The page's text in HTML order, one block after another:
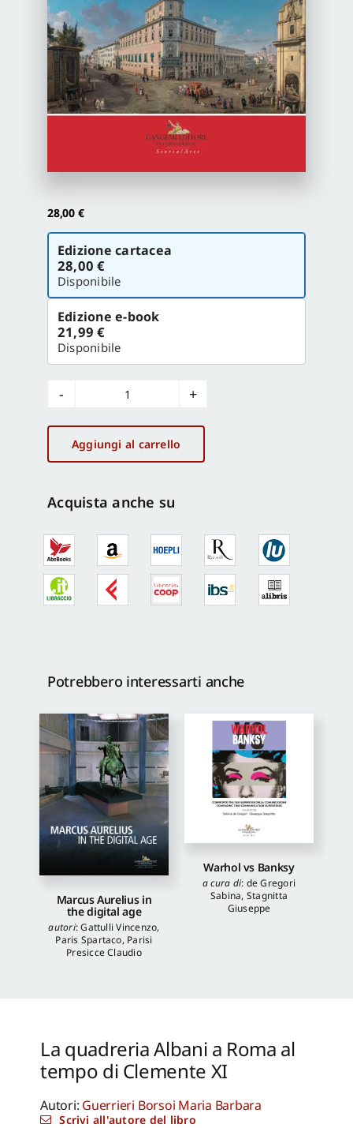
Proposte di pubblicazione
Gangemi Editore
28,00 €
Scegli
versione
Edizione cartacea
28,00 €
Disponibile
Edizione e-book
21,99 €
Disponibile
La
quadreria
Albani
a
al
di
Clemente
XI
quantità
Aggiungi al carrello
Acquista anche su
Potrebbero interessarti anche
Marcus Aurelius in
the digital age
autori:Gattulli Vincenzo,
Paris Spartaco, Parisi
Presicce Claudio
Warhol vs Banksy
a cura di: de Gregori
Sabina, Stagnitta
Giuseppe
La quadreria Albani a Roma al
tempo di Clemente XI
Autori: Guerrieri Borsoi Maria Barbara
Scrivi all'autore del libro